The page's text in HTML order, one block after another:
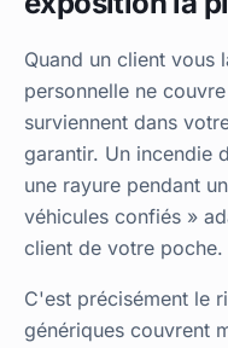
Quand un client vous
personnelle ne
surviennent dans
garantir. Un incendie
une rayure pendant
véhicules confiés »
client de votre poche.
C'est précisément le
génériques couvrent